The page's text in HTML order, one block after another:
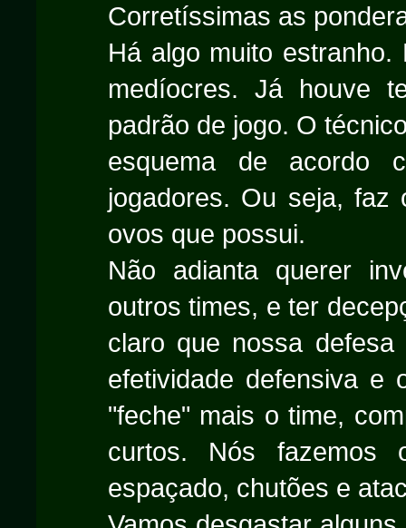
Corretíssimas as
Há algo muito
medíocres. Já houve
padrão de jogo. O
esquema de acordo
jogadores. Ou seja,
ovos que possui.
Não adianta querer
outros times, e ter
claro que nossa
efetividade defensiva e
"feche" mais o time,
curtos. Nós fazemos
espaçado, chutões e